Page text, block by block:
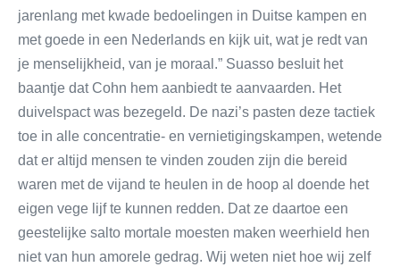
jarenlang met kwade bedoelingen in Duitse kampen en
met goede in een Nederlands en kijk uit, wat je redt van
je menselijkheid, van je moraal.” Suasso besluit het
baantje dat Cohn hem aanbiedt te aanvaarden. Het
duivelspact was bezegeld. De nazi’s pasten deze tactiek
toe in alle concentratie- en vernietigingskampen, wetende
dat er altijd mensen te vinden zouden zijn die bereid
waren met de vijand te heulen in de hoop al doende het
eigen vege lijf te kunnen redden. Dat ze daartoe een
geestelijke salto mortale moesten maken weerhield hen
niet van hun amorele gedrag. Wij weten niet hoe wij zelf